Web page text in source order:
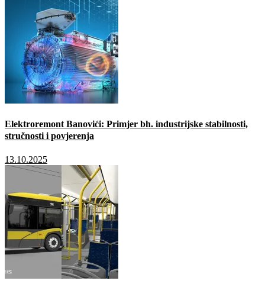
Elektroremont Banovići: Primjer bh. industrijske stabilnosti,
stručnosti i povjerenja
13.10.2025